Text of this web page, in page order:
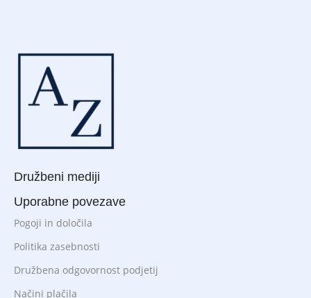
Družbeni mediji
Uporabne povezave
Pogoji in določila
Politika zasebnosti
Družbena odgovornost podjetij
Načini plačila